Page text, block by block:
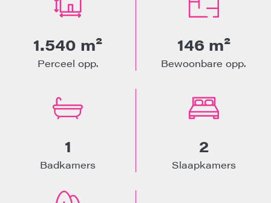
1.540 m²
Perceel opp.
146 m²
Bewoonbare opp.
1
Badkamers
2
Slaapkamers